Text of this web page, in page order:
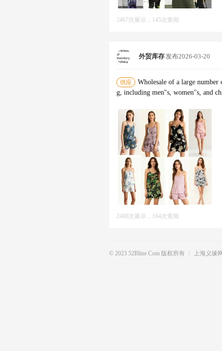
2467次展示，145次查阅
外贸库存发布2026-03-20
供应
Wholesale of a large
g, including men"s, women"s, and
2408次展示，164次查阅
© 2023 52Bline.com 版权所有 上海义缘